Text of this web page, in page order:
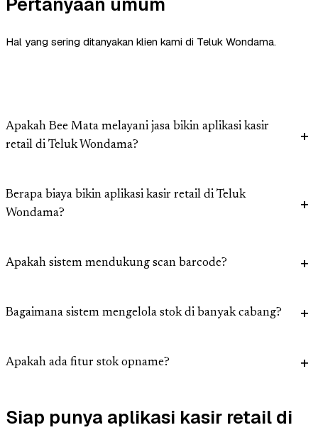
Hal yang sering ditanyakan klien kami di Teluk Wondama.
Apakah Bee Mata melayani jasa bikin aplikasi kasir
retail di Teluk Wondama?
Berapa biaya bikin aplikasi kasir retail di Teluk
Wondama?
Apakah sistem mendukung scan barcode?
Bagaimana sistem mengelola stok di banyak cabang?
Apakah ada fitur stok opname?
Siap punya aplikasi kasir retail di